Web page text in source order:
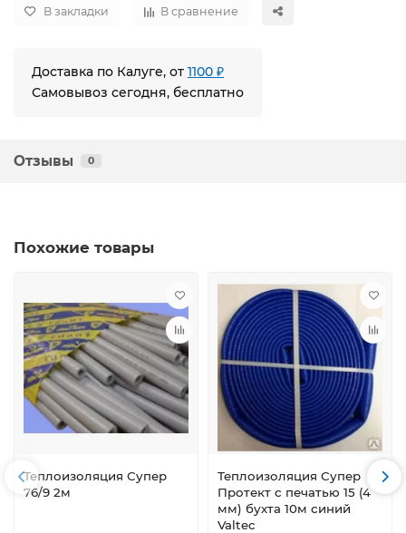
В закладки В сравнение
Доставка по Калуге, от 1100 ₽
Самовывоз сегодня, бесплатно
Отзывы 0
Похожие товары
Теплоизоляция Супер
76/9 2м
Теплоизоляция Супер
Протект с печатью 15 (4
мм) бухта 10м синий
Valtec